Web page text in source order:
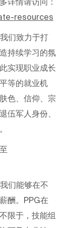
resources
们致力于打
持续学习的氛
实现职业成长
等的就业机
色、信仰、宗
伍军人身份、
们能够在不
酬。PPG在
限于，技能组